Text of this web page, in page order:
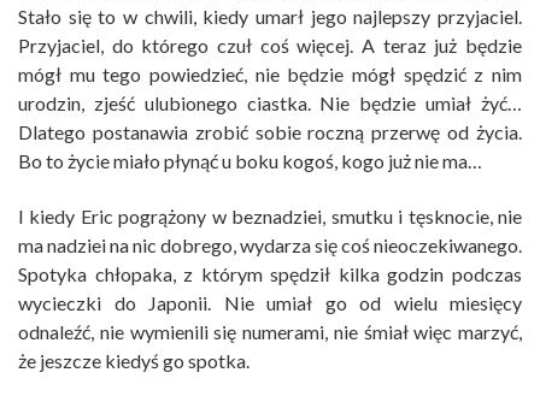
Stało się to w chwili, kiedy umarł jego najlepszy przyjaciel.
Przyjaciel, do którego czuł coś więcej. A teraz już będzie
mógł mu tego powiedzieć, nie będzie mógł spędzić z nim
urodzin, zjeść ulubionego ciastka. Nie będzie umiał żyć…
Dlatego postanawia zrobić sobie roczną przerwę od życia.
Bo to życie miało płynąć u boku kogoś, kogo już nie ma…
I kiedy Eric pogrążony w beznadziei, smutku i tęsknocie, nie
ma nadziei na nic dobrego, wydarza się coś nieoczekiwanego.
Spotyka chłopaka, z którym spędził kilka godzin podczas
wycieczki do Japonii. Nie umiał go od wielu miesięcy
odnaleźć, nie wymienili się numerami, nie śmiał więc marzyć,
że jeszcze kiedyś go spotka.